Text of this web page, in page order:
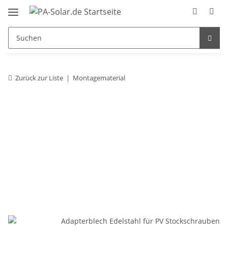
Zurück zur Liste Montagematerial